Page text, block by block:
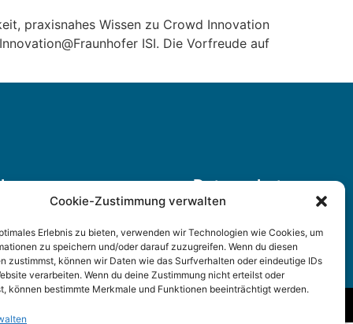
Cookie-Zustimmung verwalten
Erlebnis zu bieten, verwenden wir Technologien wie Cookies, um
zu speichern und/oder darauf zuzugreifen. Wenn du diesen
zustimmst, können wir Daten wie das Surfverhalten oder eindeutige IDs
verarbeiten. Wenn du deine Zustimmung nicht erteilst oder
können bestimmte Merkmale und Funktionen beeinträchtigt werden.
praxisnahes Wissen zu Crowd Innovation
ISI. Die Vorfreude auf
Impressum Datenschutz